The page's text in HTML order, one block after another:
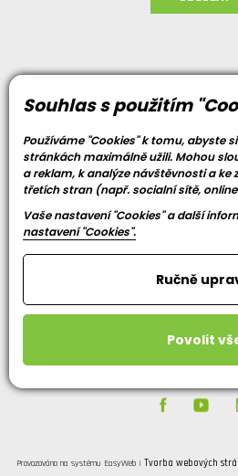
Souhlas s použitím
Používáme "Cookies" k tomu, abyste
stránkách maximálně užili. Mohou
a reklam, k analýze návštěvnosti a ke
třetích stran (např. socialní sítě,
Vaše nastavení "Cookies" a další
nastavení "Cookies".
Ručně
Povolit
Reference
Kariéra
Podpora
Atesty a certifikáty
Obchodní podmínky
Provozováno na systému EasyWeb| Tvorba webových